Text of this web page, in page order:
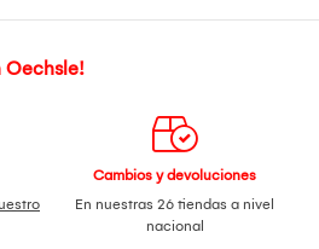
Oechsle!
Cambios y devoluciones
En nuestras 26 tiendas a nivel
nacional